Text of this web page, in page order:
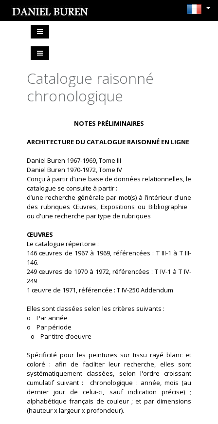
Catalogue raisonné
chronologique
NOTES PRÉLIMINAIRES
ARCHITECTURE DU CATALOGUE RAISONNÉ EN LIGNE
Daniel Buren 1967-1969, Tome III
Daniel Buren 1970-1972, Tome IV
Conçu à partir d’une base de données relationnelles, le
catalogue se consulte à partir :
d’une recherche générale par mot(s) à l’intérieur d'une
des rubriques Œuvres, Expositions ou Bibliographie
ou d'une recherche par type de rubriques
ŒUVRES
Le catalogue répertorie :
146 œuvres de 1967 à 1969, référencées : T III-1 à T III-
146.
249 œuvres de 1970 à 1972, référencées : T IV-1 à T IV-
249
1 œuvre de 1971, référencée : T IV-250 Addendum
Elles sont classées selon les critères suivants :
o Par année
o Par période
o Par titre d’oeuvre
Spécificité pour les peintures sur tissu rayé blanc et
coloré : afin de faciliter leur recherche, elles sont
systématiquement classées, selon l'ordre croissant
cumulatif suivant : chronologique : année, mois (au
dernier jour de celui-ci, sauf indication précise) ;
alphabétique français de couleur ; et par dimensions
(hauteur x largeur x profondeur).